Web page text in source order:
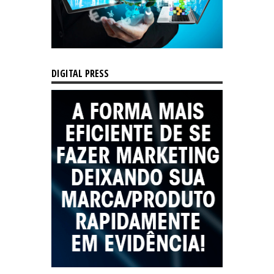
DIGITAL PRESS